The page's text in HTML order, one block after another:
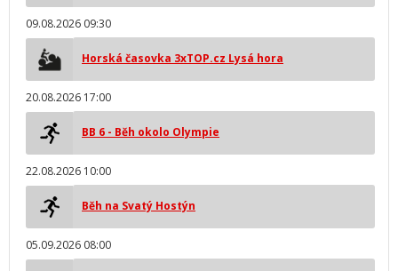
09.08.2026 09:30
Horská časovka 3xTOP.cz Lysá hora
20.08.2026 17:00
BB 6 - Běh okolo Olympie
22.08.2026 10:00
Běh na Svatý Hostýn
05.09.2026 08:00